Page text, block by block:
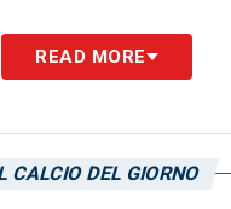
, attuale
bene durante la
Fiorentina:«Ho
READ MORE
CALCIO DEL GIORNO